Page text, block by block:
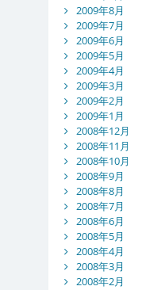
2009年8月
2009年7月
2009年6月
2009年5月
2009年4月
2009年3月
2009年2月
2009年1月
2008年12月
2008年11月
2008年10月
2008年9月
2008年8月
2008年7月
2008年6月
2008年5月
2008年4月
2008年3月
2008年2月